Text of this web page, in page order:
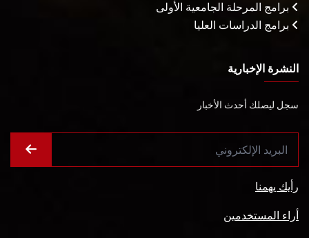
برامج المرحلة الجامعية الأولى
برامج الدراسات العليا
النشرة الإخبارية
سجل ليصلك أحدث الأخبار
رأيك يهمنا
أراء المستخدمين